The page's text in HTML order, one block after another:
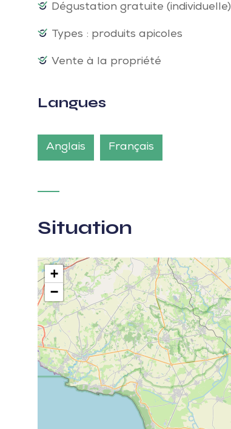
Dégustation gratuite (individuelle)
Types : produits apicoles
Vente à la propriété
Langues
Anglais Français
Situation
+
−